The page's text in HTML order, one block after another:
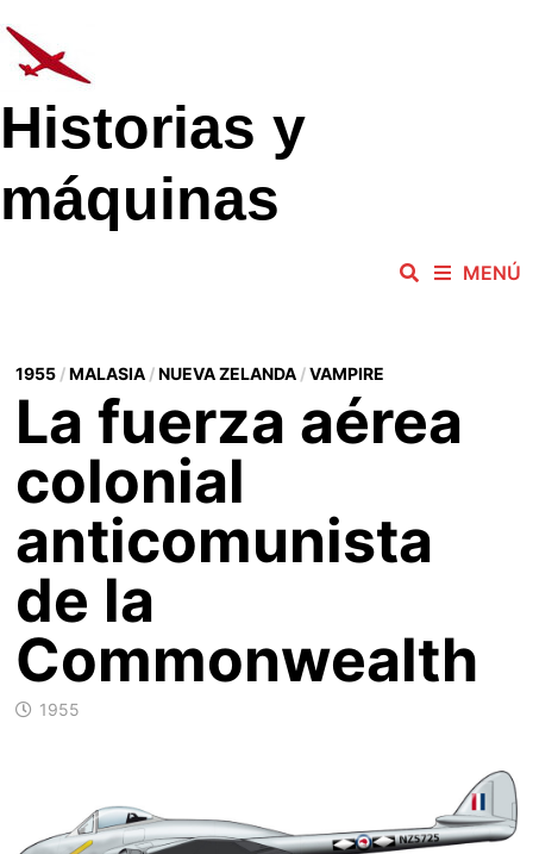
al
contenido
Historias y
máquinas
MENÚ
1955/MALASIA/NUEVA ZELANDA/VAMPIRE
La fuerza aérea
colonial
anticomunista
de la
Commonwealth
1955